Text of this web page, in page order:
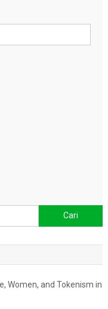
untuk:
Women, and Tokenism in